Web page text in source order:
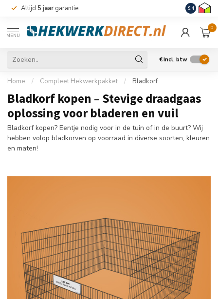
Altijd 5 jaargarantie Levering
9.4
MENU
0
€Incl. btw
Home / Compleet Hekwerkpakket / Bladkorf
Bladkorf kopen – Stevige draadgaas
oplossing voor bladeren en vuil
Bladkorf kopen? Eentje nodig voor in de tuin of in de buurt? Wij
hebben volop bladkorven op voorraad in diverse soorten, kleuren
en maten!